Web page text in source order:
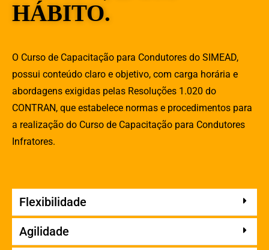
HÁBITO.
O Curso de Capacitação para Condutores do SIMEAD,
possui conteúdo claro e objetivo, com carga horária e
abordagens exigidas pelas Resoluções 1.020 do
CONTRAN, que estabelece normas e procedimentos para
a realização do Curso de Capacitação para Condutores
Infratores.
Flexibilidade
Agilidade